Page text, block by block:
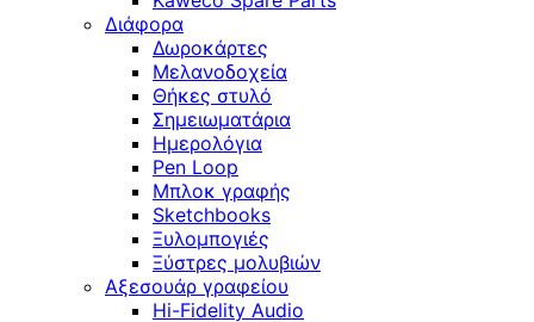
Διάφορα
Δωροκάρτες
Μελανοδοχεία
Θήκες στυλό
Σημειωματάρια
Ημερολόγια
Pen Loop
Μπλοκ γραφής
Sketchbooks
Ξυλομπογιές
Ξύστρες μολυβιών
Αξεσουάρ γραφείου
Hi-Fidelity Audio